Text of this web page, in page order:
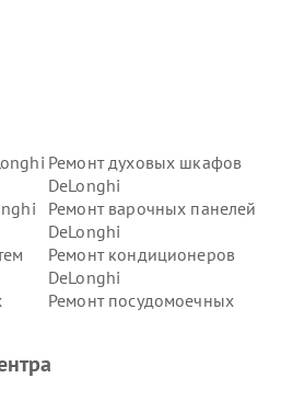
Ремонт духовых шкафов
DeLonghi
Ремонт варочных панелей
DeLonghi
Ремонт кондиционеров
DeLonghi
Ремонт посудомоечных
DeLonghi